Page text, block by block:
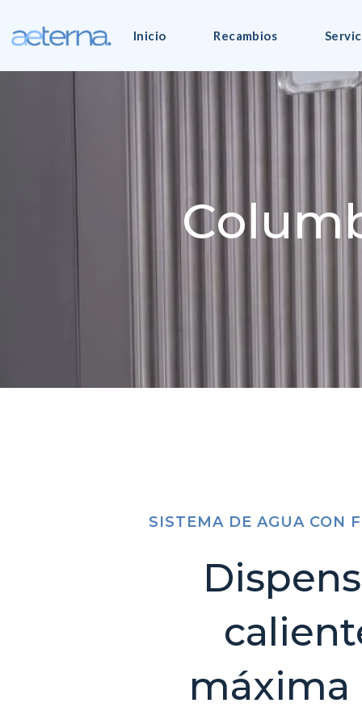
Inicio Recambios
SISTEMA DE AGUA CON
máxima